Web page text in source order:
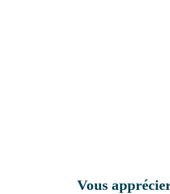
Vous